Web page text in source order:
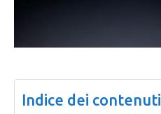
Indice dei contenuti